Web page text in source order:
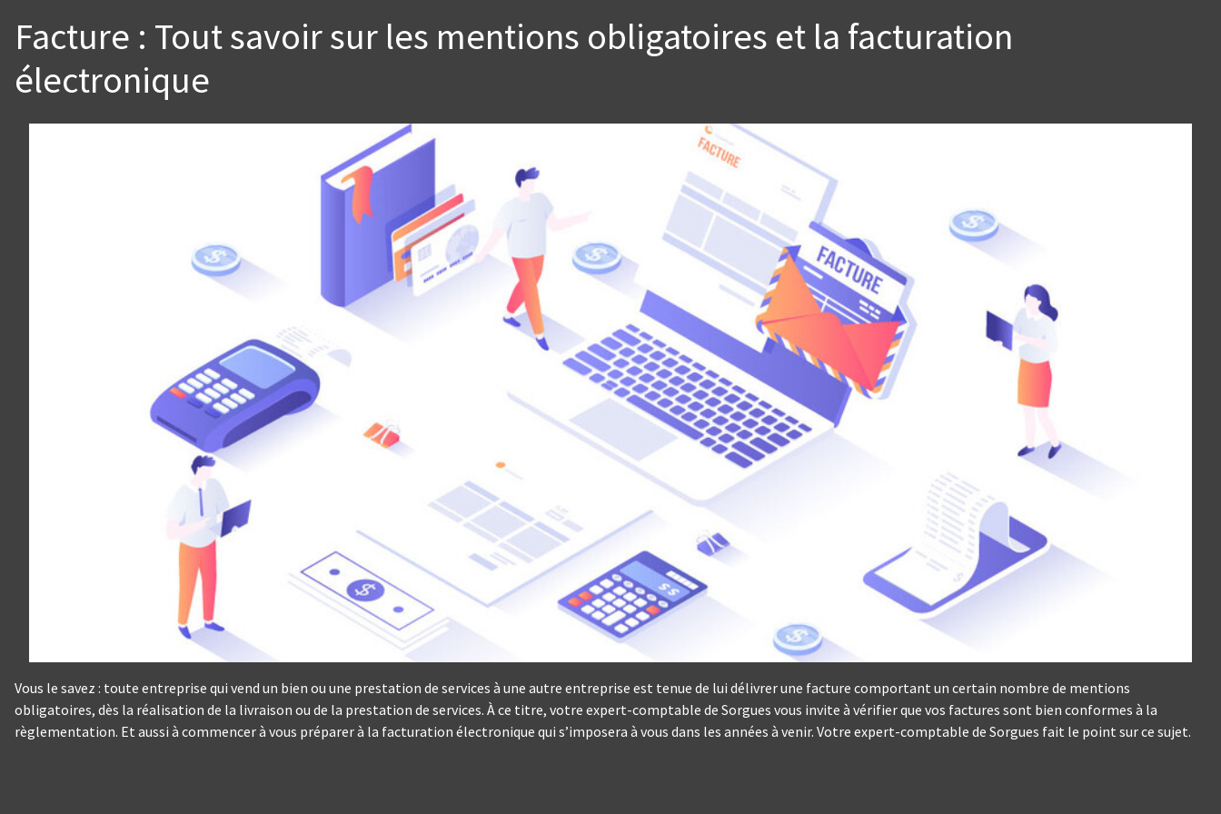
Facture : Tout savoir sur les mentions obligatoires et la facturation
électronique
Vous le savez : toute entreprise qui vend un bien ou une prestation de services à une autre entreprise est tenue de lui délivrer une facture comportant un certain nombre de mentions
obligatoires, dès la réalisation de la livraison ou de la prestation de services. À ce titre, votre expert-comptable de Sorgues vous invite à vérifier que vos factures sont bien conformes à la
règlementation. Et aussi à commencer à vous préparer à la facturation électronique qui s’imposera à vous dans les années à venir. Votre expert-comptable de Sorgues fait le point sur ce sujet.